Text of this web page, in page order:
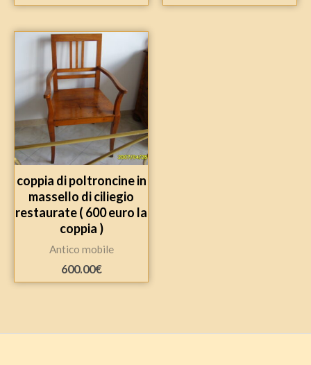
coppia di poltroncine in
massello di ciliegio
restaurate ( 600 euro la
coppia )
Antico mobile
600.00€